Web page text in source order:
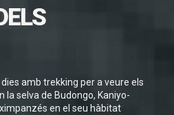
amb trekking per a veure els
la selva de Budongo, Kaniyo-
en el seu hàbitat
EN